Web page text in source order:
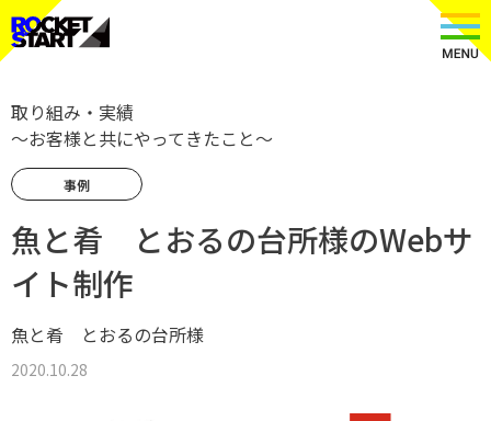
取り組み・実績
〜お客様と共にやってきたこと〜
事例
魚と肴 とおるの台所様のWebサ
イト制作
魚と肴 とおるの台所様
2020.10.28